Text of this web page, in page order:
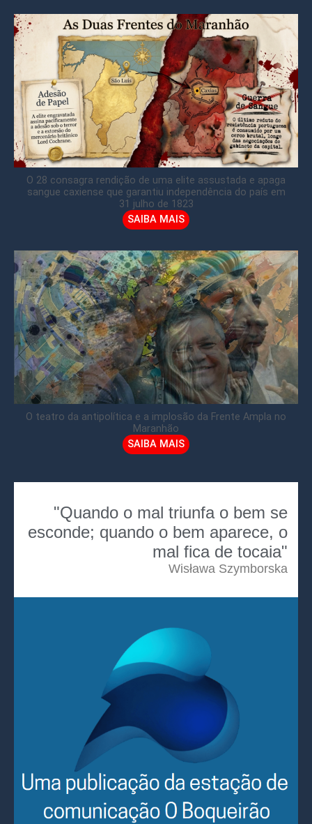
O 28 consagra rendição de uma elite assustada e apaga
sangue caxiense que garantiu independência do país em
31 julho de 1823
SAIBA MAIS
O teatro da antipolítica e a implosão da Frente Ampla no
Maranhão
SAIBA MAIS
"Quando o mal triunfa o bem se
esconde; quando o bem aparece, o
mal fica de tocaia"
Wisława Szymborska